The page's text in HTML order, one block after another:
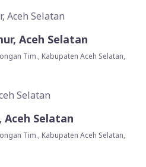
Aceh Selatan
Tim., Kabupaten Aceh Selatan,
Selatan
Tim., Kabupaten Aceh Selatan,